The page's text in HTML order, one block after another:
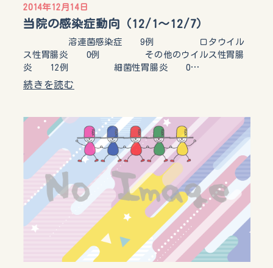
2014年12月14日
当院の感染症動向（12/1～12/7）
溶連菌感染症 9例 ロタウイル
ス性胃腸炎 0例 その他のウイルス性胃腸
炎 12例 細菌性胃腸炎 0…
続きを読む